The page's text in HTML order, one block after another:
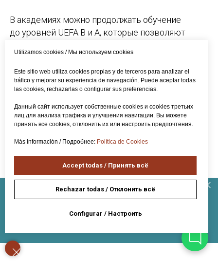
В академиях можно продолжать обучение
до уровней UEFA В и А, которые позволяют
уровне. Уровень Pro, высшую
профессиональную квалификацию, необходимо
получать напрямую от Испанской федерации
лицензии и прохождения соответствующего
теоретического курса вам необходимо
опытом около 1−1,5 лет как минимум.
Получить гайд по оформлению
Как с вами связаться?
Ваш email
Тема консультации
Мы поможем вам выбрать
университет, оформить документы
Оставьте заявку прямо сейчас!
Utilizamos cookies / Мы используем cookies
Este sitio web utiliza cookies propias y de terceros para analizar el
tráfico y mejorar su experiencia de navegación. Puede aceptar todas
las cookies, rechazarlas o configurar sus preferencias.
Данный сайт использует собственные cookies и cookies третьих
лиц для анализа трафика и улучшения навигации. Вы можете
принять все cookies, отклонить их или настроить предпочтения.
Más información / Подробнее: Política de Cookies
Accept todas / Принять всё
Rechazar todas / Отклонить всё
Configurar / Настроить